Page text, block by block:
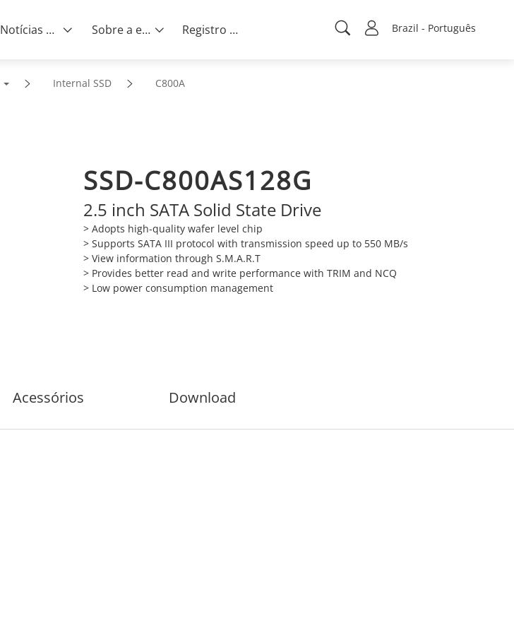
Brazil - Português
Notícias e eventos Sobre a empresa Registro de projeto
Internal SSD C800A
SSD-C800AS128G
2.5 inch SATA Solid State Drive
> Adopts high-quality wafer level chip
> Supports SATA III protocol with transmission speed up to 550 MB/s
> View information through S.M.A.R.T
> Provides better read and write performance with TRIM and NCQ
> Low power consumption management
Acessórios Download